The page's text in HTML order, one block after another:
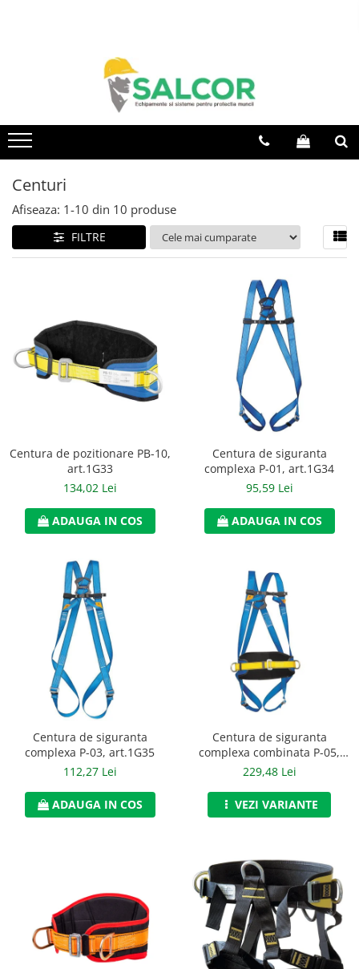
Articole unica folosinta
Combinezoane
Costum-Salopeta
Halate de lucru
Imbracaminte Femei
Jachete de iarna
Jachete/Bluze Salopeta
Pantaloni scurti
Pelerine de ploaie
Protectie termica
Reflectorizante
Sorturi de protectie
Tricouri
Lucru la Inaltime
Accesorii alpinism utilitar
Carabiniere
Puncte de ancorare
Sisteme de acces in canale
Centuri
Afiseaza: 1-10 din 10 produse
FILTRE
Centura de pozitionare PB-10,
art.1G33
134,02 Lei
ADAUGA IN COS
Centura de siguranta
complexa P-01, art.1G34
95,59 Lei
ADAUGA IN COS
Centura de siguranta
complexa P-03, art.1G35
112,27 Lei
ADAUGA IN COS
Centura de siguranta
complexa combinata P-05,
Art.1G36
229,48 Lei
VEZI VARIANTE